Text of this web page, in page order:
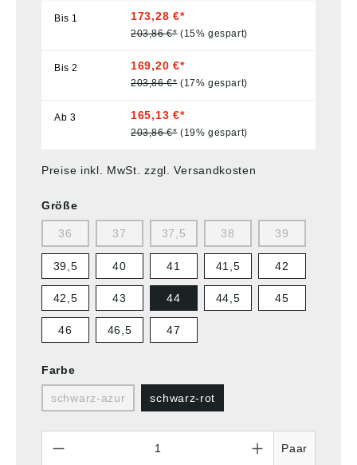
Bis 1 173,28 €*
203,86 €* (15% gespart)
Bis2 169,20 €*
203,86 €* (17% gespart)
Ab 3 165,13 €*
203,86 €* (19% gespart)
Preise inkl. MwSt. zzgl. Versandkosten
Größe
36 37 37,5 38 39
39,5 40 41 41,5 42
42,5 43 44 44,5 45
46 46,5 47
Farbe
schwarz-azur schwarz-rot
Paar